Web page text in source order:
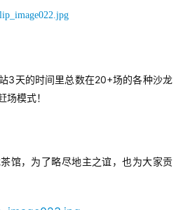
3 天的时间里总数在20+场的各种沙龙
场模式！
馆，为了略尽地主之谊，也为大家贡